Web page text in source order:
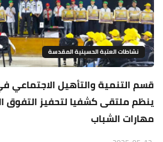
نشاطات العتبة الحسينية المقدسة
قسم التنمية والتأهيل الاجتماعي
ينظم ملتقى كشفيا لتحفيز التفوق
مهارات الشباب